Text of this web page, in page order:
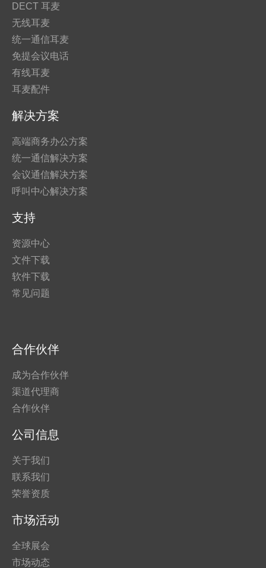
DECT 耳麦
无线耳麦
统一通信耳麦
免提会议电话
有线耳麦
耳麦配件
解决方案
高端商务办公方案
统一通信解决方案
会议通信解决方案
呼叫中心解决方案
支持
资源中心
文件下载
软件下载
常见问题
合作伙伴
成为合作伙伴
渠道代理商
合作伙伴
公司信息
关于我们
联系我们
荣誉资质
市场活动
全球展会
市场动态